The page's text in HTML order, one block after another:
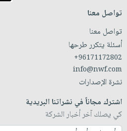
تواصل معنا
تواصل معنا
أسئلة يتكرر طرحها
+96171172802
info@nwf.com
نشرة الإصدارات
اشترك مجاناً في نشراتنا البريدية
كي يصلك آخر أخبار الشركة